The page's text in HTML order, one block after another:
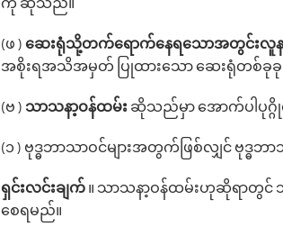
ကို ဆိုသည်။
(ဖ ) ဆေးရုံသို့တက်ရောက်နေရသောအတွင်းလူန
အစိုးရအသိအမှတ် ပြုထားသော ဆေးရုံတစ်
(ဗ ) သာသနာ့ဝန်ထမ်း ဆိုသည်မှာ အောက်ပါပုဂ္
(၁ ) ဗုဒ္ဓဘာသာဝင်များအတွက်ဖြစ်လျှင် ဗုဒ္
ရှင်းလင်းချက် ။ သာသနာ့ဝန်ထမ်းဟုဆိုရာတွင်
စေရမည်။